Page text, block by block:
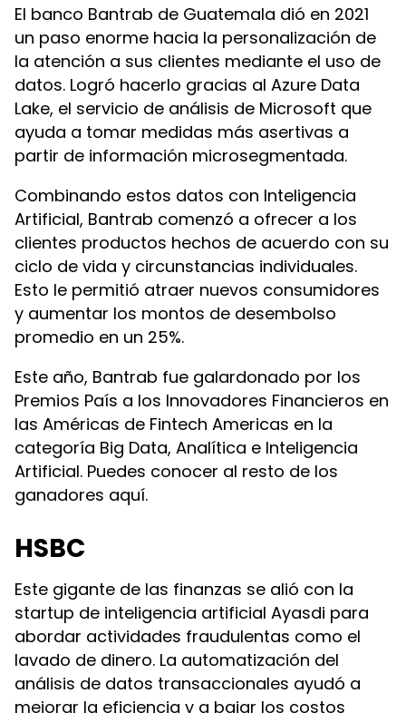
El banco Bantrab de Guatemala dió en 2021
un paso enorme hacia la personalización de
la atención a sus clientes mediante el uso de
datos. Logró hacerlo gracias al Azure Data
Lake, el servicio de análisis de Microsoft que
ayuda a tomar medidas más asertivas a
partir de información microsegmentada.
Combinando estos datos con Inteligencia
Artificial, Bantrab comenzó a ofrecer a los
clientes productos hechos de acuerdo con su
ciclo de vida y circunstancias individuales.
Esto le permitió atraer nuevos consumidores
y aumentar los montos de desembolso
promedio en un 25%.
Este año, Bantrab fue galardonado por los
Premios País a los Innovadores Financieros en
las Américas de Fintech Americas en la
categoría Big Data, Analítica e Inteligencia
Artificial. Puedes conocer al resto de los
ganadores aquí.
HSBC
Este gigante de las finanzas se alió con la
startup de inteligencia artificial Ayasdi para
abordar actividades fraudulentas como el
lavado de dinero. La automatización del
análisis de datos transaccionales ayudó a
mejorar la eficiencia y a bajar los costos